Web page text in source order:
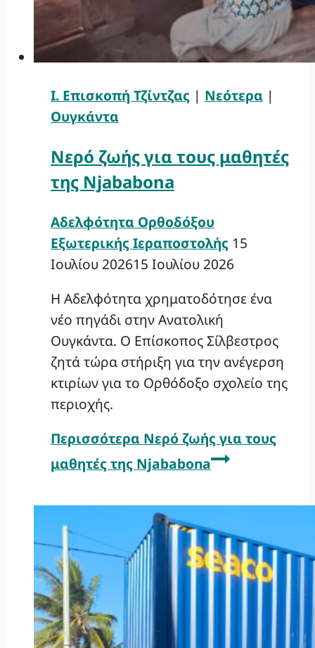
Ι. Επισκοπή Τζίντζας | Νεότερα |
Ουγκάντα
Νερό ζωής για τους μαθητές
της Njababona
Αδελφότητα Ορθοδόξου
Εξωτερικής Ιεραποστολής 15
Ιουλίου 202615 Ιουλίου 2026
Η Αδελφότητα χρηματοδότησε ένα
νέο πηγάδι στην Ανατολική
Ουγκάντα. Ο Επίσκοπος Σίλβεστρος
ζητά τώρα στήριξη για την ανέγερση
κτιρίων για το Ορθόδοξο σχολείο της
περιοχής.
Περισσότερα Νερό ζωής για τους
μαθητές της Njababona